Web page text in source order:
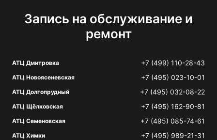
Запись на обслуживание и
ремонт
АТЦ Дмитровка +7 (499) 110-28-43
АТЦ Новоясеневская +7 (495) 023-10-01
АТЦ Долгопрудный +7 (495) 032-08-22
АТЦ Щёлковская +7 (495) 162-90-81
АТЦ Семеновская +7 (495) 085-74-61
АТЦ Химки +7 (495) 989-21-31